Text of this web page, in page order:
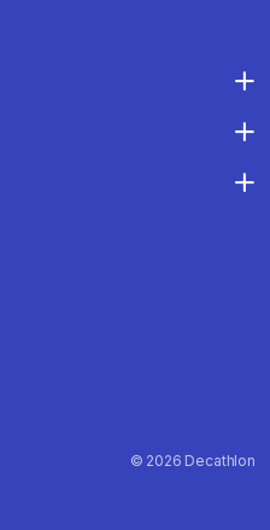
© 2026 Decathlon